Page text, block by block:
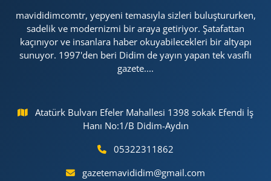
mavididimcomtr, yepyeni temasıyla sizleri buluştururken,
sadelik ve modernizmi bir araya getiriyor. Şatafattan
kaçınıyor ve insanlara haber okuyabilecekleri bir altyapı
sunuyor. 1997'den beri Didim de yayın yapan tek vasıflı
gazete....
Atatürk Bulvarı Efeler Mahallesi 1398 sokak Efendi İş
Hanı No:1/B Didim-Aydın
05322311862
gazetemavididim@gmail.com